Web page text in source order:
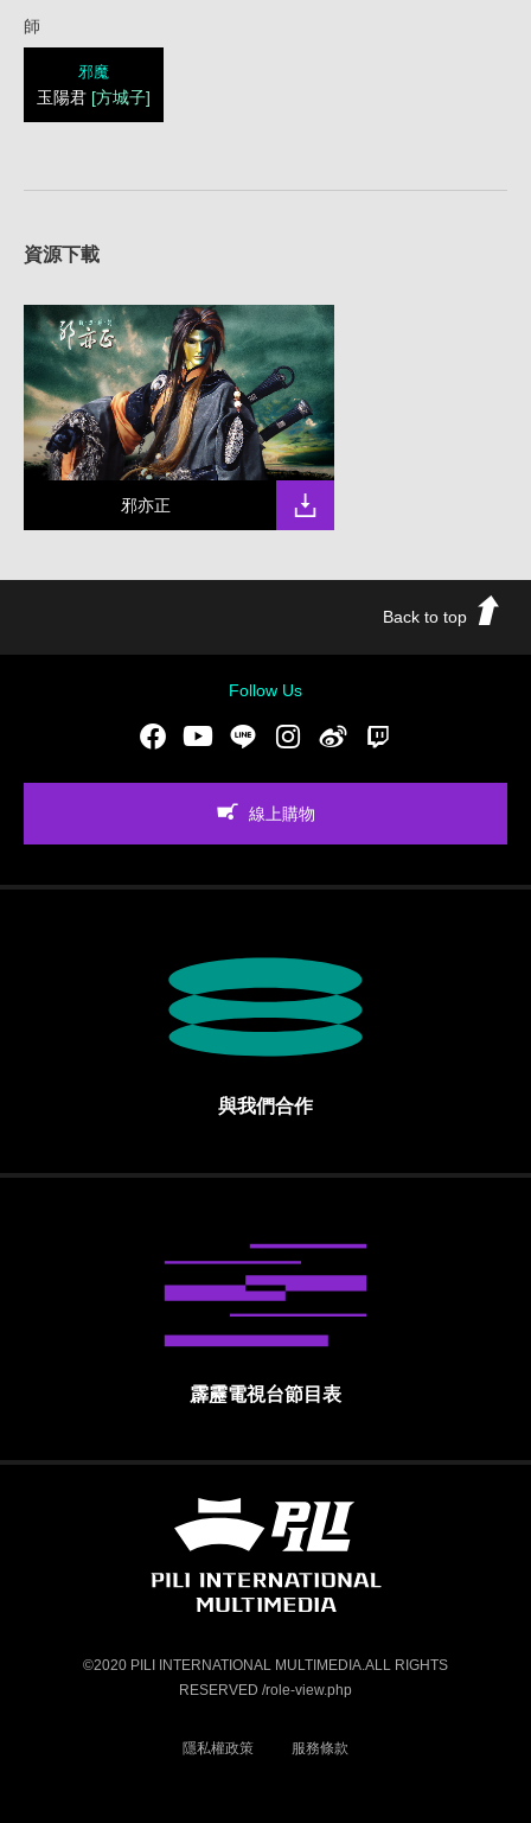
師
邪魔
玉陽君 [方城子]
資源下載
邪亦正
Back to top
Follow Us
FacebookYoutubeLINE Instgram新浪微博
線上購物
與我們合作
霹靂電視台節目表
霹靂國際多媒體股份有限公司 PILI
©2020 PILI INTERNATIONAL MULTIMEDIA.ALL RIGHTS
RESERVED /role-view.php
隱私權政策 服務條款